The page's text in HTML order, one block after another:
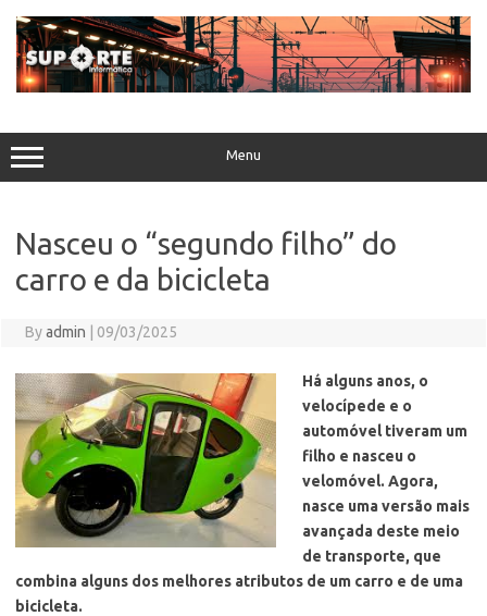
content
Menu
Nasceu o “segundo filho” do
carro e da bicicleta
Byadmin 09/03/2025
Há alguns anos, o
velocípede e o
automóvel tiveram um
filho e nasceu o
velomóvel. Agora,
nasce uma versão mais
avançada deste meio
de transporte, que
combina alguns dos melhores atributos de um carro e de uma
bicicleta.